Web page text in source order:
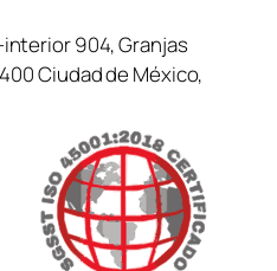
interior 904, Granjas
Ciudad de México,